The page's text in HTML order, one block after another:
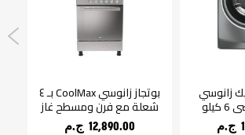
زانوسي بوتجاز زانوسي CoolMax بـ ٤
شعلة مع فرن ومسطح غاز
12,890.00 ج.م‏